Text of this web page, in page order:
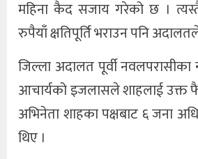
महिना कैद सजाय गरेको छ ।
रुपैयाँ क्षतिपूर्ति भराउन पनि
जिल्ला अदालत पूर्वी नवलपरासीका
आचार्यको इजलासले शाहलाई उक्त
अभिनेता शाहका पक्षबाट ६ जना
थिए ।